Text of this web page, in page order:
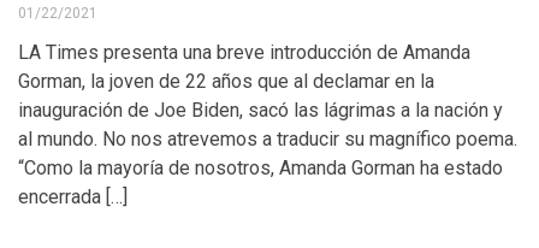
01/22/2021
LA Times presenta una breve introducción de Amanda
Gorman, la joven de 22 años que al declamar en la
inauguración de Joe Biden, sacó las lágrimas a la nación y
al mundo. No nos atrevemos a traducir su magnífico poema.
“Como la mayoría de nosotros, Amanda Gorman ha estado
encerrada […]